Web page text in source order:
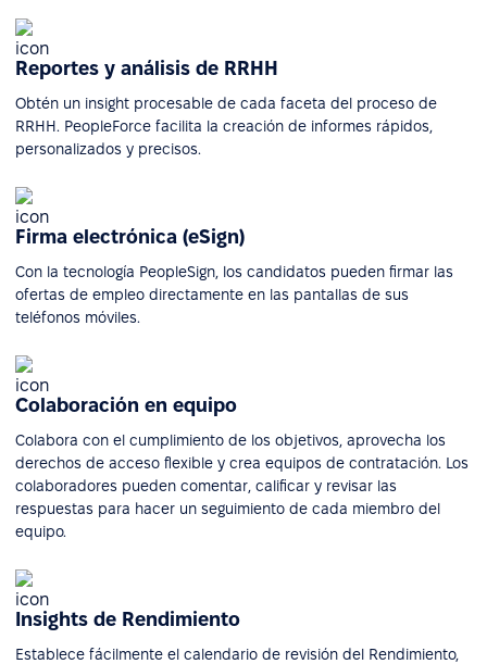
Reportes y análisis de RRHH
Obtén un insight procesable de cada faceta del proceso de
RRHH. PeopleForce facilita la creación de informes rápidos,
personalizados y precisos.
Firma electrónica (eSign)
Con la tecnología PeopleSign, los candidatos pueden firmar las
ofertas de empleo directamente en las pantallas de sus
teléfonos móviles.
Colaboración en equipo
Colabora con el cumplimiento de los objetivos, aprovecha los
derechos de acceso flexible y crea equipos de contratación. Los
colaboradores pueden comentar, calificar y revisar las
respuestas para hacer un seguimiento de cada miembro del
equipo.
Insights de Rendimiento
Establece fácilmente el calendario de revisión del Rendimiento,